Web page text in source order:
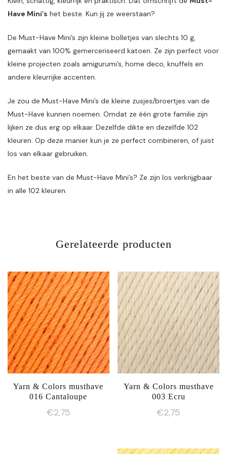
Have Mini’s het beste. Kun jij ze weerstaan?
De Must-Have Mini’s zijn kleine bolletjes van slechts 10 g,
gemaakt van 100% gemerceriseerd katoen. Ze zijn perfect voor
kleine projecten zoals amigurumi’s, home deco, knuffels en
andere kleurrijke accenten.
Je zou de Must-Have Mini’s de kleine zusjes/broertjes van de
Must-Have kunnen noemen. Omdat ze één grote familie zijn
lijken ze dus erg op elkaar. Dezelfde dikte en dezelfde 102
kleuren. Op deze manier kun je ze perfect combineren, of juist
los van elkaar gebruiken.
En het beste van de Must-Have Mini’s? Ze zijn los verkrijgbaar
in alle 102 kleuren.
Gerelateerde producten
Yarn & Colors musthave
016 Cantaloupe
€2,75
Yarn & Colors musthave
003 Ecru
€2,75